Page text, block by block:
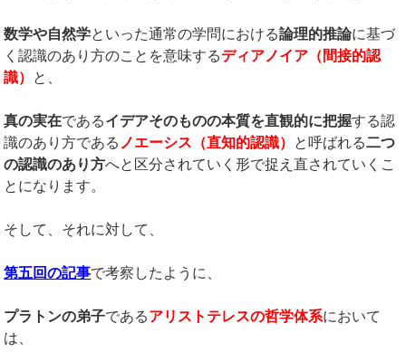
数学や自然学といった通常の学問における論理的推論に基づ
く認識のあり方のことを意味するディアノイア（間接的認
識） と、
真の実在であるイデアそのものの本質を直観的に把握する認
識のあり方である ノエーシス（直知的認識） と呼ばれる二つ
の認識のあり方へと区分されていく形で捉え直されていくこ
とになります。
そして、それに対して、
第五回の記事で考察したように、
プラトンの弟子であるアリストテレスの哲学体系において
は、